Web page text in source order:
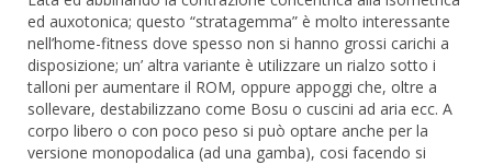
ed auxotonica; questo “stratagemma” è molto interessante
nell’home-fitness dove spesso non si hanno grossi carichi a
disposizione; un’ altra variante è utilizzare un rialzo sotto i
talloni per aumentare il ROM, oppure appoggi che, oltre a
sollevare, destabilizzano come Bosu o cuscini ad aria ecc. A
corpo libero o con poco peso si può optare anche per la
versione monopodalica (ad una gamba), cosi facendo si